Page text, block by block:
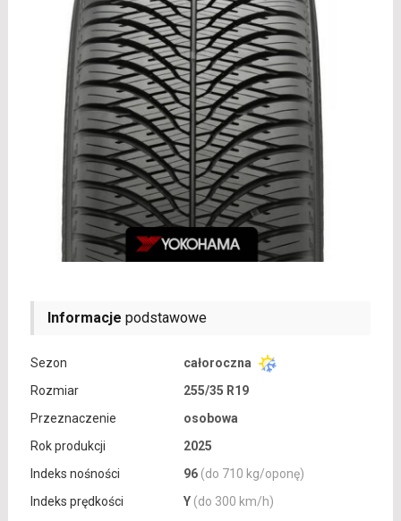
Informacje podstawowe
Sezon
całoroczna
Rozmiar
255/35 R19
Przeznaczenie
osobowa
Rok produkcji
2025
Indeks nośności
96 (do 710 kg/oponę)
Indeks prędkości
Y (do 300 km/h)